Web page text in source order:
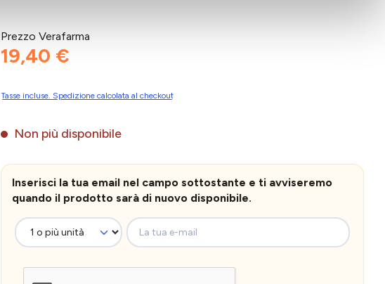
Prezzo Verafarma
19,40 €
Tasse incluse. Spedizione calcolata al checkout
Non più disponibile
Inserisci la tua email nel campo sottostante e ti avviseremo
quando il prodotto sarà di nuovo disponibile.
La tua e-mail